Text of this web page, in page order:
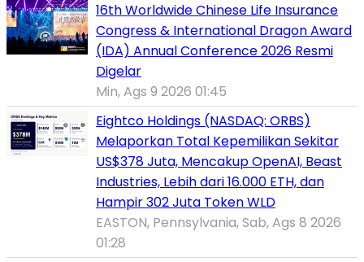
16th Worldwide Chinese Life Insurance
Congress & International Dragon Award
(IDA) Annual Conference 2026 Resmi
Digelar
Min, Ags 9 2026 01:45
Eightco Holdings (NASDAQ: ORBS)
Melaporkan Total Kepemilikan Sekitar
US$378 Juta, Mencakup OpenAI, Beast
Industries, Lebih dari 16.000 ETH, dan
Hampir 302 Juta Token WLD
EASTON, Pennsylvania, Sab, Ags 8 2026
01:28